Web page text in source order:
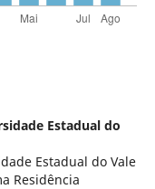
Estadual do
Estadual do Vale
Residência